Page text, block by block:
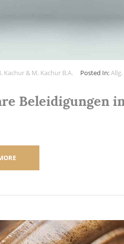
Kachur & M. Kachur B.A. Posted In:
Beleidigungen